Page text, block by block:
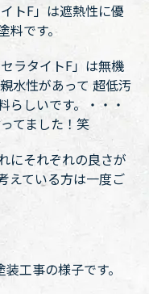
トF」は遮熱性に優
料です。
ラタイトF」は無機
水性があって 超低汚
らしいです。・・・
てました！笑
にそれぞれの良さが
えている方は一度ご
工事の様子です。